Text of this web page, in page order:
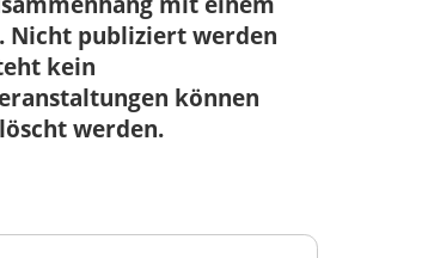
Nicht publiziert werden
kein
können
werden.